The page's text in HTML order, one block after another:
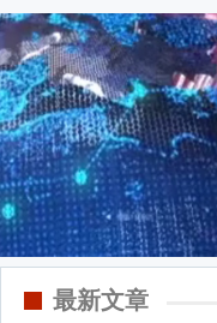
最新文章